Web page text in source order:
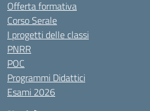
Offerta formativa
Corso Serale
I progetti delle classi
PNRR
POC
Programmi Didattici
Esami 2026